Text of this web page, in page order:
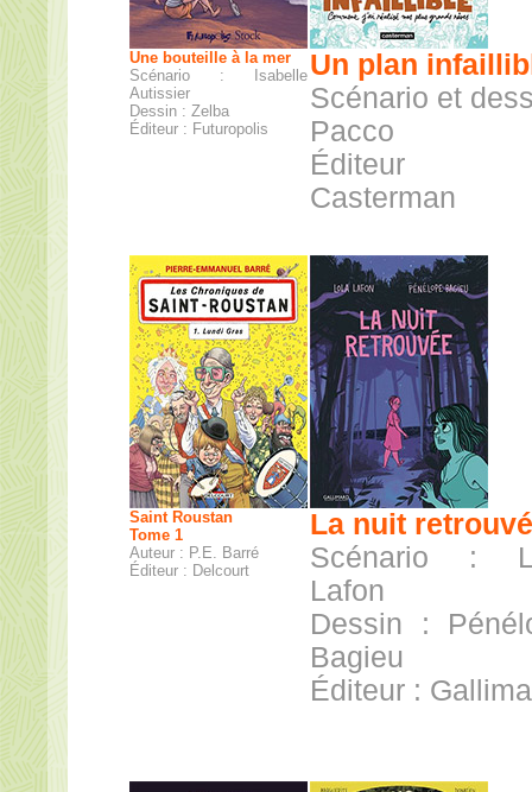
Une bouteille à la mer
Scénario : Isabelle
Autissier
Dessin : Zelba
Éditeur : Futuropolis
Un plan
Scénario et
Pacco
Casterman
Saint Roustan
Tome 1
Auteur : P.E. Barré
Éditeur : Delcourt
La nuit
Scénario :
Lafon
Dessin :
Bagieu
Éditeur :